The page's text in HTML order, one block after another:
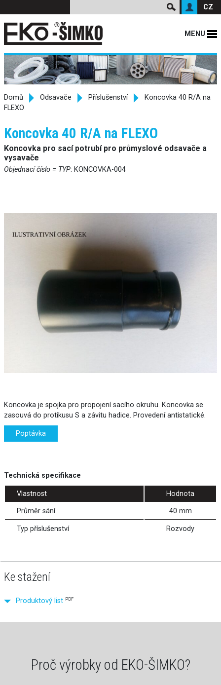
CZ
MENU
Domů Odsavače Příslušenství
Koncovka 40 R/A na
FLEXO
Koncovka 40 R/A na FLEXO
Koncovka pro sací potrubí pro průmyslové odsavače a
vysavače
Objednací číslo = TYP: KONCOVKA-004
Koncovka je spojka pro propojení sacího okruhu. Koncovka se
zasouvá do protikusu S a závitu hadice. Provedení antistatické.
Poptávka
Technická specifikace
Vlastnost Hodnota
Průměr sání 40 mm
Typ příslušenství Rozvody
Ke stažení
Produktový list PDF
Proč výrobky od EKO-ŠIMKO?